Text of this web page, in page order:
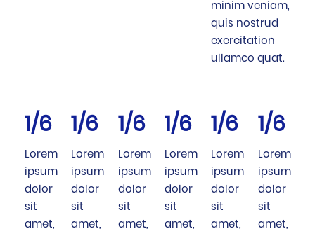
minim veniam,
quis nostrud
exercitation
ullamco quat.
1/6
Lorem
ipsum
dolor
sit
amet,
1/6
Lorem
ipsum
dolor
sit
amet,
1/6
Lorem
ipsum
dolor
sit
amet,
1/6
Lorem
ipsum
dolor
sit
amet,
1/6
Lorem
ipsum
dolor
sit
amet,
1/6
Lorem
ipsum
dolor
sit
amet,